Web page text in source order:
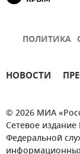
ПОЛИТИКА
НОВОСТИ
© 2026 МИА
Сетевое
Федеральной